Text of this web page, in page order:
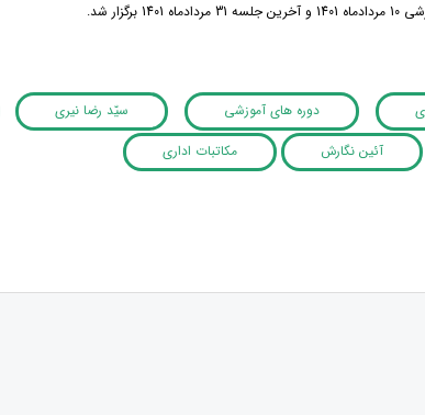
شد.
دوره های آموزشی سیّد رضا نیری
آئین نگارش مکاتبات اداری